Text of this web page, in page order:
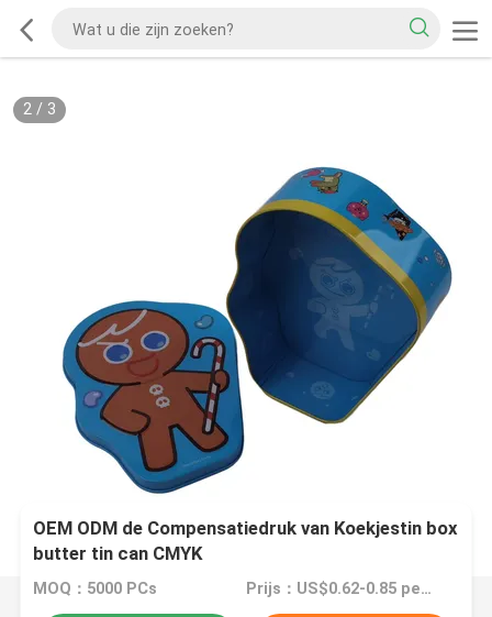
2/ 3
OEM ODM de Compensatiedruk van Koekjestin box
butter tin can CMYK
MOQ：5000 PCs Prijs：US$0.62-0.85 per piece